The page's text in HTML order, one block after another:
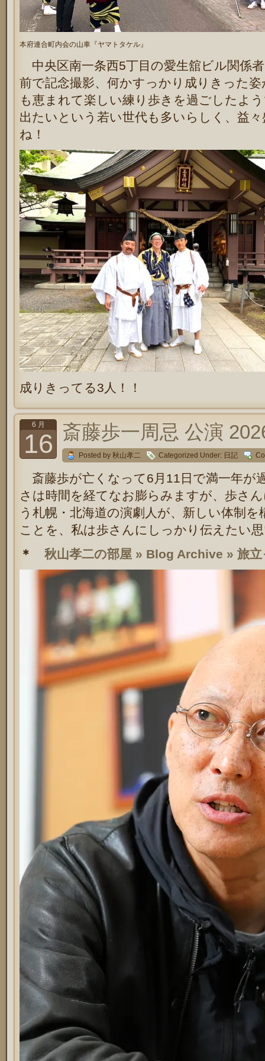
本府連合町内会の山車『ヤマトタケル』
中央区南一条西5丁目の愛生舘ビル関係
前で記念撮影、何かすっかり成りきった
も恵まれて楽しい練り歩きを過ごしたよ
出たいという若い世代も多いらしく、益
ね！
成りきってる3人！！
6 月
16 斎藤歩一周忌 公演
Posted by 秋山孝二 Categorized Under: 日記
斎藤歩が亡くなって6月11日で満一年が
さは時間を経てなお膨らみますが、歩さ
う札幌・北海道の演劇人が、新しい体制
ことを、私は歩さんにしっかり伝えたい
＊ 秋山孝二の部屋 » Blog Archive » 旅